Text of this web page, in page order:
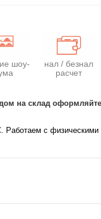
шоу-
нал / безнал
расчет
на склад оформляйте
Работаем с